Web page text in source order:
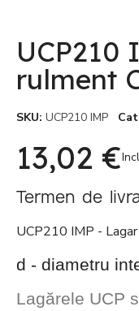
UCP210
rulment
SKU UCP210 IMP
13,02 €
Termen de
UCP210 IMP -
d - diametru
Lagărele UCP